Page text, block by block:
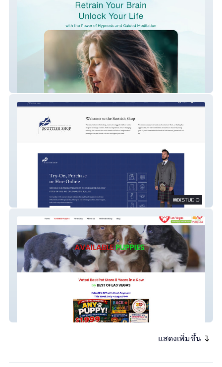
Unlock Your Life
Scottish Shop
Puppy Boutique LV
แสดงเพิ่มขึ้น